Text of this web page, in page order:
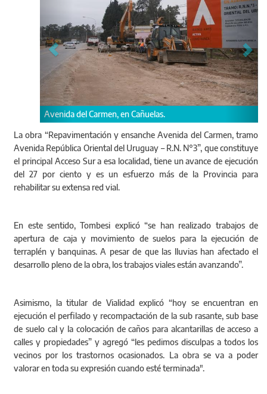
en Cañuelas.
Avenida del Carmen, en
La obra “Repavimentación y ensanche Avenida del Carmen, tramo
Avenida República Oriental del Uruguay – R.N. N°3”, que constituye
el principal Acceso Sur a esa localidad, tiene un avance de ejecución
del 27 por ciento y es un esfuerzo más de la Provincia para
rehabilitar su extensa red vial.
En este sentido, Tombesi explicó “se han realizado trabajos de
apertura de caja y movimiento de suelos para la ejecución de
terraplén y banquinas. A pesar de que las lluvias han afectado el
desarrollo pleno de la obra, los trabajos viales están avanzando”.
Asimismo, la titular de Vialidad explicó “hoy se encuentran en
ejecución el perfilado y recompactación de la sub rasante, sub base
de suelo cal y la colocación de caños para alcantarillas de acceso a
calles y propiedades” y agregó “les pedimos disculpas a todos los
vecinos por los trastornos ocasionados. La obra se va a poder
valorar en toda su expresión cuando esté terminada".